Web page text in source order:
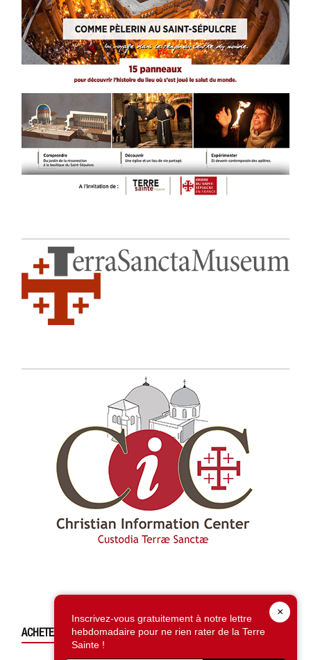
ACHETEZ CE NUMÉRO
×
Inscrivez-vous gratuitement à notre lettre
hebdomadaire pour ne rien rater de la Terre
Sainte !